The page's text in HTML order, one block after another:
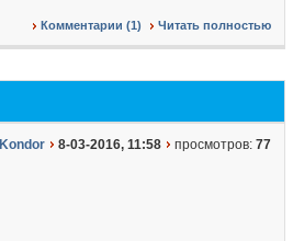
Комментарии (1) Читать полностью
Kondor 8-03-2016, 11:58 просмотров: 77